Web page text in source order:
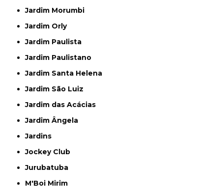
Jardim Morumbi
Jardim Orly
Jardim Paulista
Jardim Paulistano
Jardim Santa Helena
Jardim São Luiz
Jardim das Acácias
Jardim Ângela
Jardins
Jockey Club
Jurubatuba
M'Boi Mirim